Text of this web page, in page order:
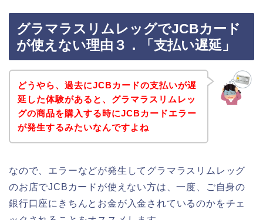
グラマラスリムレッグでJCBカード
が使えない理由３．「支払い遅延」
どうやら、過去にJCBカードの支払いが遅
延した体験があると、グラマラスリムレッ
グの商品を購入する時にJCBカードエラー
が発生するみたいなんですよね
なので、エラーなどが発生してグラマラスリムレッグ
のお店でJCBカードが使えない方は、一度、ご自身の
銀行口座にきちんとお金が入金されているのかをチェ